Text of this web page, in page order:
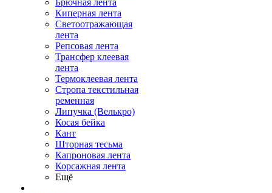
Брючная лента
Киперная лента
Светоотражающая
лента
Репсовая лента
Трансфер клеевая
лента
Термоклеевая лента
Стропа текстильная
ременная
Липучка (Велькро)
Косая бейка
Кант
Шторная тесьма
Капроновая лента
Корсажная лента
Ещё